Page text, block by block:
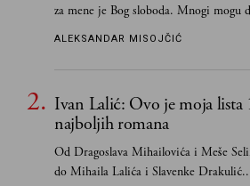
za mene je Bog sloboda. Mnogi mogu
tek retki mogu da podnesu slobodu
ALEKSANDAR MISOJČIĆ
Ivan Lalić: Ovo je moja lista
najboljih romana
Od Dragoslava Mihailovića i Meše
do Mihaila Lalića i Slavenke